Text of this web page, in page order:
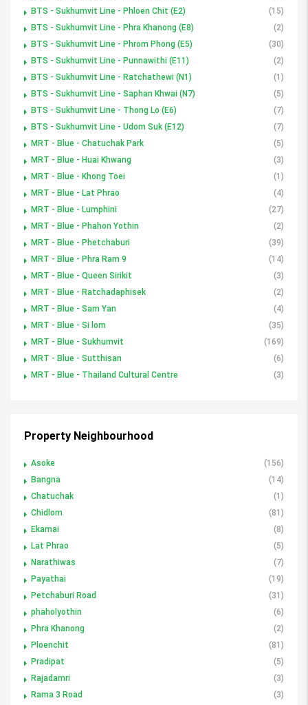
BTS - Sukhumvit Line - Phloen Chit (E2)
(15)
BTS - Sukhumvit Line - Phra Khanong (E8)
(2)
BTS - Sukhumvit Line - Phrom Phong (E5)
(30)
BTS - Sukhumvit Line - Punnawithi (E11)
(2)
BTS - Sukhumvit Line - Ratchathewi (N1)
(1)
BTS - Sukhumvit Line - Saphan Khwai (N7)
(5)
BTS - Sukhumvit Line - Thong Lo (E6)
(7)
BTS - Sukhumvit Line - Udom Suk (E12)
(7)
MRT - Blue - Chatuchak Park
(5)
MRT - Blue - Huai Khwang
(3)
MRT - Blue - Khong Toei
(1)
MRT - Blue - Lat Phrao
(4)
MRT - Blue - Lumphini
(27)
MRT - Blue - Phahon Yothin
(2)
MRT - Blue - Phetchaburi
(39)
MRT - Blue - Phra Ram 9
(14)
MRT - Blue - Queen Sirikit
(3)
MRT - Blue - Ratchadaphisek
(2)
MRT - Blue - Sam Yan
(4)
MRT - Blue - Si lom
(35)
MRT - Blue - Sukhumvit
(169)
MRT - Blue - Sutthisan
(6)
MRT - Blue - Thailand Cultural Centre
(3)
Property Neighbourhood
Asoke
(156)
Bangna
(14)
Chatuchak
(1)
Chidlom
(81)
Ekamai
(8)
Lat Phrao
(5)
Narathiwas
(7)
Payathai
(19)
Petchaburi Road
(31)
phaholyothin
(6)
Phra Khanong
(2)
Ploenchit
(81)
Pradipat
(5)
Rajadamri
(3)
Rama 3 Road
(3)